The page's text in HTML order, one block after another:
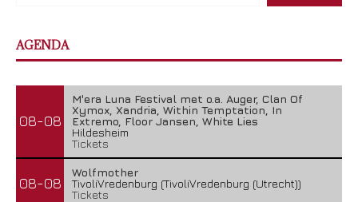
AGENDA
08-08
M'era Luna Festival met o.a. Auger, Clan Of
Xymox, Xandria, Within Temptation, In
Extremo, Floor Jansen, White Lies
Hildesheim
Tickets
08-08
Wolfmother
TivoliVredenburg (TivoliVredenburg (Utrecht))
Tickets